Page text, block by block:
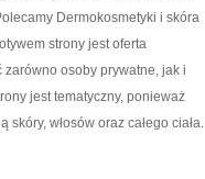
Dermokosmetyki i skóra
strony jest oferta
osoby prywatne, jak i
jest tematyczny, ponieważ
włosów oraz całego ciała.